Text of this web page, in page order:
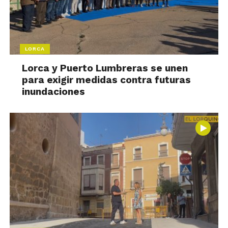
LORCA
Lorca y Puerto Lumbreras se unen
para exigir medidas contra futuras
inundaciones